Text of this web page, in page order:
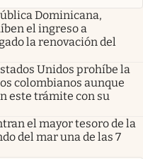
Dominicana,
el ingreso a
la renovación del
Unidos prohíbe la
colombianos aunque
este trámite con su
el mayor tesoro de la
del mar una de las 7